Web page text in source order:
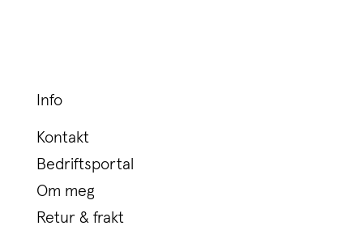
Info
Kontakt
Bedriftsportal
Om meg
Retur & frakt